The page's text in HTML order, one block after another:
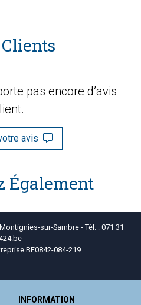
pas encore d’avis
avis
Également
sur-Sambre - Tél. : 071 31
BE0842-084-219
INFORMATION